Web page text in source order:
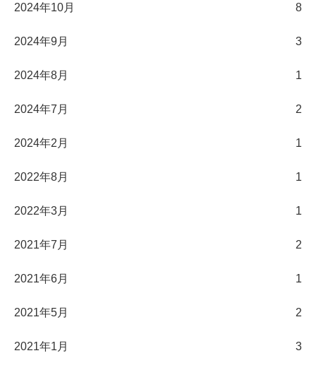
2024年10月 8
2024年9月 3
2024年8月 1
2024年7月 2
2024年2月 1
2022年8月 1
2022年3月 1
2021年7月 2
2021年6月 1
2021年5月 2
2021年1月 3